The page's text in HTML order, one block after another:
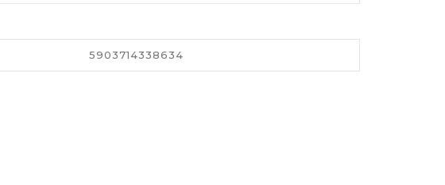
5903714338634